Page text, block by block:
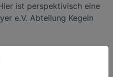
ist perspektivisch eine
e.V. Abteilung Kegeln
in regelmäßigen